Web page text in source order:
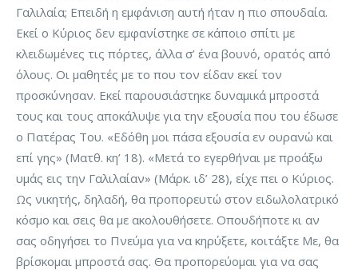
Γαλιλαία; Επειδή η εμφάνιση αυτή ήταν η πιο σπουδαία.
Εκεί ο Κύριος δεν εμφανίστηκε σε κάποιο σπίτι με
κλειδωμένες τις πόρτες, άλλα σ’ ένα βουνό, ορατός από
όλους. Οι μαθητές με το που τον είδαν εκεί τον
προσκύνησαν. Εκεί παρουσιάστηκε δυναμικά μπροστά
τους και τους αποκάλυψε για την εξουσία που του έδωσε
ο Πατέρας Του. «Εδόθη μοι πάσα εξουσία εν ουρανώ και
επί γης» (Ματθ. κη’ 18). «Μετά το εγερθήναι με προάξω
υμάς εις την Γαλιλαίαν» (Μάρκ. ιδ’ 28), είχε πει ο Κύριος.
Ως νικητής, δηλαδή, θα προπορευτώ στον ειδωλολατρικό
κόσμο και σεις θα με ακολουθήσετε. Οπουδήποτε κι αν
σας οδηγήσει το Πνεύμα για να κηρύξετε, κοιτάξτε Με, θα
βρίσκομαι μπροστά σας. Θα προπορεύομαι για να σας